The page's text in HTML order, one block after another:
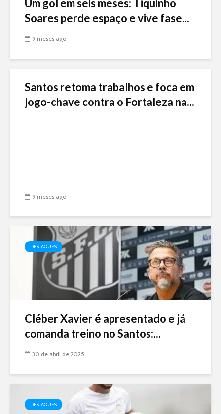
Um gol em seis meses: Tiquinho
Soares perde espaço e vive fase...
9 meses ago
Santos retoma trabalhos e foca em
jogo-chave contra o Fortaleza na...
9 meses ago
DESTAQUES
Cléber Xavier é apresentado e já
comanda treino no Santos:...
30 de abril de 2025
DESTAQUES